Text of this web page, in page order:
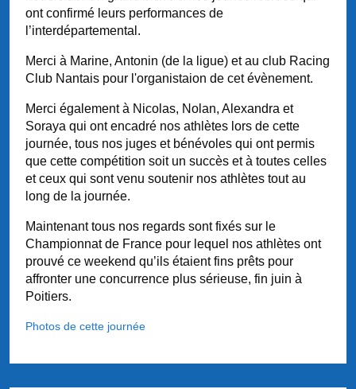
ont confirmé leurs performances de
l’interdépartemental.
Merci à Marine, Antonin (de la ligue) et au club Racing
Club Nantais pour l'organistaion de cet évènement.
Merci également à Nicolas, Nolan, Alexandra et
Soraya qui ont encadré nos athlètes lors de cette
journée, tous nos juges et bénévoles qui ont permis
que cette compétition soit un succès et à toutes celles
et ceux qui sont venu soutenir nos athlètes tout au
long de la journée.
Maintenant tous nos regards sont fixés sur le
Championnat de France pour lequel nos athlètes ont
prouvé ce weekend qu’ils étaient fins prêts pour
affronter une concurrence plus sérieuse, fin juin à
Poitiers.
Photos de cette journée